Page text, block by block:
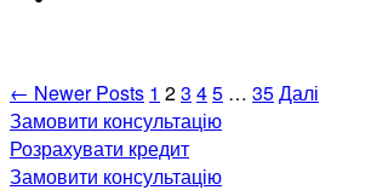
Навігація
записів
← NewerPosts 1 23 45 … 35Далі
Замовити консультацію
Розрахувати кредит
Замовити консультацію